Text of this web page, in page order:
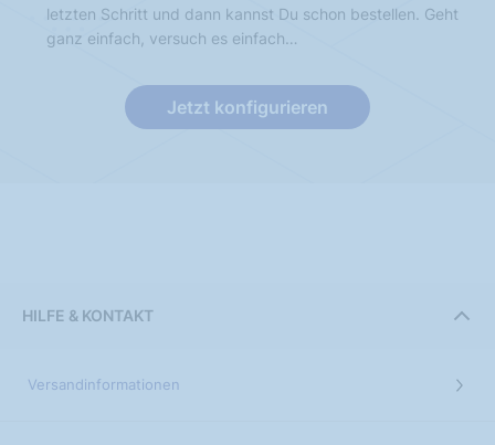
letzten Schritt und dann kannst Du schon bestellen. Geht
ganz einfach, versuch es einfach…
Jetzt konfigurieren
HILFE & KONTAKT
Versandinformationen